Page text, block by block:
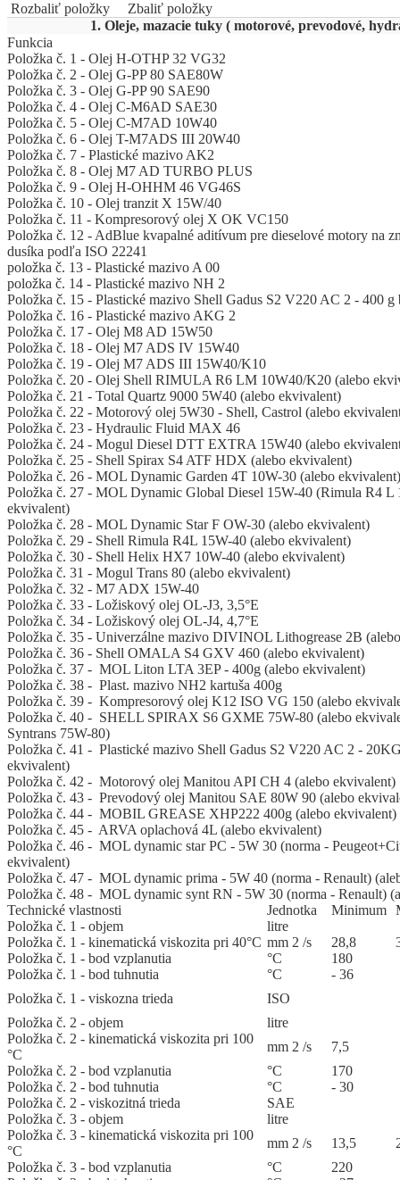
Rozbaliť položky
Zbaliť položky
1. Oleje, mazacie tuky ( motorové, prevodové,
Funkcia
Položka č. 1 - Olej H-OTHP 32 VG32
Položka č. 2 - Olej G-PP 80 SAE80W
Položka č. 3 - Olej G-PP 90 SAE90
Položka č. 4 - Olej C-M6AD SAE30
Položka č. 5 - Olej C-M7AD 10W40
Položka č. 6 - Olej T-M7ADS III 20W40
Položka č. 7 - Plastické mazivo AK2
Položka č. 8 - Olej M7 AD TURBO PLUS
Položka č. 9 - Olej H-OHHM 46 VG46S
Položka č. 10 - Olej tranzit X 15W/40
Položka č. 11 - Kompresorový olej X OK VC150
Položka č. 12 - AdBlue kvapalné aditívum pre dieselové motory na
dusíka podľa ISO 22241
položka č. 13 - Plastické mazivo A 00
položka č. 14 - Plastické mazivo NH 2
Položka č. 15 - Plastické mazivo Shell Gadus S2 V220 AC 2 - 400 g
Položka č. 16 - Plastické mazivo AKG 2
Položka č. 17 - Olej M8 AD 15W50
Položka č. 18 - Olej M7 ADS IV 15W40
Položka č. 19 - Olej M7 ADS III 15W40/K10
Položka č. 20 - Olej Shell RIMULA R6 LM 10W40/K20 (alebo
Položka č. 21 - Total Quartz 9000 5W40 (alebo ekvivalent)
Položka č. 22 - Motorový olej 5W30 - Shell, Castrol (alebo
Položka č. 23 - Hydraulic Fluid MAX 46
Položka č. 24 - Mogul Diesel DTT EXTRA 15W40 (alebo
Položka č. 25 - Shell Spirax S4 ATF HDX (alebo ekvivalent)
Položka č. 26 - MOL Dynamic Garden 4T 10W-30 (alebo ekvivalent)
Položka č. 27 - MOL Dynamic Global Diesel 15W-40 (Rimula R4 L
ekvivalent)
Položka č. 28 - MOL Dynamic Star F OW-30 (alebo ekvivalent)
Položka č. 29 - Shell Rimula R4L 15W-40 (alebo ekvivalent)
Položka č. 30 - Shell Helix HX7 10W-40 (alebo ekvivalent)
Položka č. 31 - Mogul Trans 80 (alebo ekvivalent)
Položka č. 32 - M7 ADX 15W-40
Položka č. 33 - Ložiskový olej OL-J3, 3,5°E
Položka č. 34 - Ložiskový olej OL-J4, 4,7°E
Položka č. 35 - Univerzálne mazivo DIVINOL Lithogrease 2B
Položka č. 36 - Shell OMALA S4 GXV 460 (alebo ekvivalent)
Položka č. 37 - MOL Liton LTA 3EP - 400g (alebo ekvivalent)
Položka č. 38 - Plast. mazivo NH2 kartuša 400g
Položka č. 39 - Kompresorový olej K12 ISO VG 150 (alebo
Položka č. 40 - SHELL SPIRAX S6 GXME 75W-80 (alebo
Syntrans 75W-80)
Položka č. 41 - Plastické mazivo Shell Gadus S2 V220 AC 2 -
ekvivalent)
Položka č. 42 - Motorový olej Manitou API CH 4 (alebo ekvivalent)
Položka č. 43 - Prevodový olej Manitou SAE 80W 90 (alebo
Položka č. 44 - MOBIL GREASE XHP222 400g (alebo ekvivalent)
Položka č. 45 - ARVA oplachová 4L (alebo ekvivalent)
Položka č. 46 - MOL dynamic star PC - 5W 30 (norma -
ekvivalent)
Položka č. 47 - MOL dynamic prima - 5W 40 (norma - Renault)
Položka č. 48 - MOL dynamic synt RN - 5W 30 (norma - Renault)
Technické vlastnosti
Jed­not­ka Mi­ni­mum
Položka č. 1 - objem
litre
Položka č. 1 - kinematická viskozita pri 40°C mm 2 /s 28,8
Položka č. 1 - bod vzplanutia
°C
180
Položka č. 1 - bod tuhnutia
°C
- 36
Položka č. 1 - viskozna trieda
ISO
Položka č. 2 - objem
litre
Položka č. 2 - kinematická viskozita pri 100
°C
mm 2 /s
7,5
Položka č. 2 - bod vzplanutia
°C
170
Položka č. 2 - bod tuhnutia
°C
- 30
Položka č. 2 - viskozitná trieda
SAE
Položka č. 3 - objem
litre
Položka č. 3 - kinematická viskozita pri 100
°C
mm 2 /s 13,5
Položka č. 3 - bod vzplanutia
°C
220